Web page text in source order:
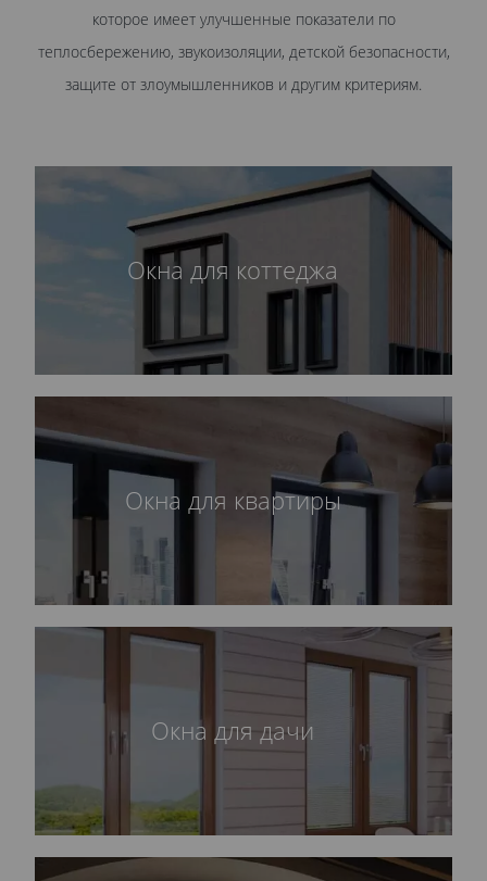
которое имеет улучшенные показатели по
теплосбережению, звукоизоляции, детской безопасности,
защите от злоумышленников и другим критериям.
Окна для коттеджа
Окна для квартиры
Окна для дачи